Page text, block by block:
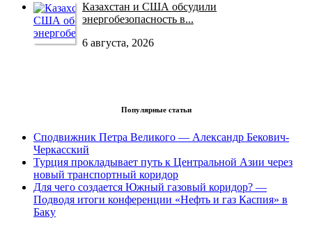
Казахстан и США обсудили
энергобезопасность в...
6 августа, 2026
Популярные статьи
Сподвижник Петра Великого — Александр Бекович-
Черкасский
Турция прокладывает путь к Центральной Азии через
новый транспортный коридор
Для чего создается Южный газовый коридор? —
Подводя итоги конференции «Нефть и газ Каспия» в
Баку